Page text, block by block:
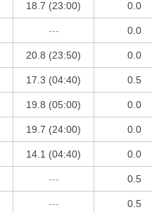
18.7 (23:00) 0.0
--- 0.0
20.8 (23:50) 0.0
17.3 (04:40) 0.5
19.8 (05:00) 0.0
19.7 (24:00) 0.0
14.1 (04:40) 0.0
--- 0.5
--- 0.5